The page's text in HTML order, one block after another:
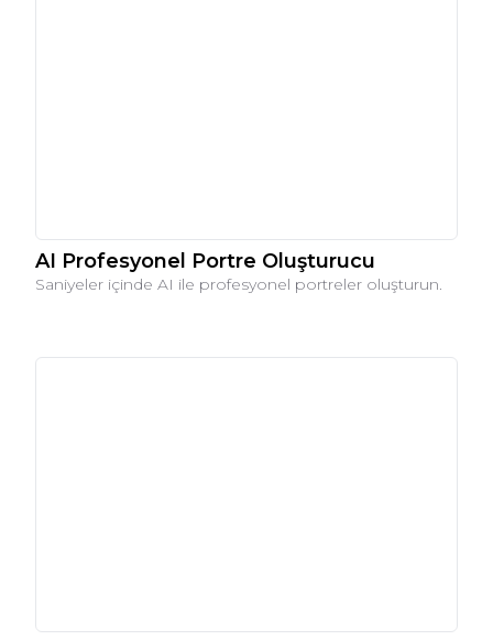
AI Profesyonel Portre Oluşturucu
Saniyeler içinde AI ile profesyonel portreler oluşturun.